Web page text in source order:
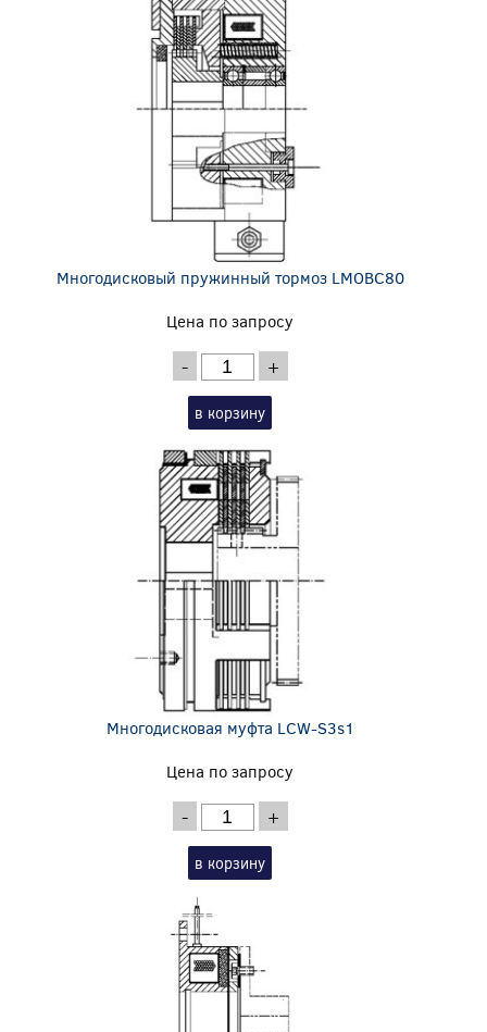
Многодисковый пружинный тормоз LMOBC80
Цена по запросу
- +
в корзину
Многодисковая муфта LCW-S3s1
Цена по запросу
- +
в корзину